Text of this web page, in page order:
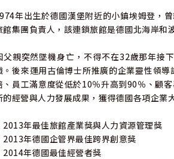
年出生於德國漢堡附近的小鎮埃姆登，
館集團負責人，該連鎖旅館是德國北海岸和
父親突然墜機身亡，不得不在32歲那年接
。後來運用古倫博士所推廣的企業靈性領
、員工滿意度從低於10％升高到90％、顧
的經營與人力發展成果，獲得德國各項企業
年最佳旅館產業獎與人力資源管理獎
年德國企管界最佳跨界創意獎
年德國最佳經營者獎